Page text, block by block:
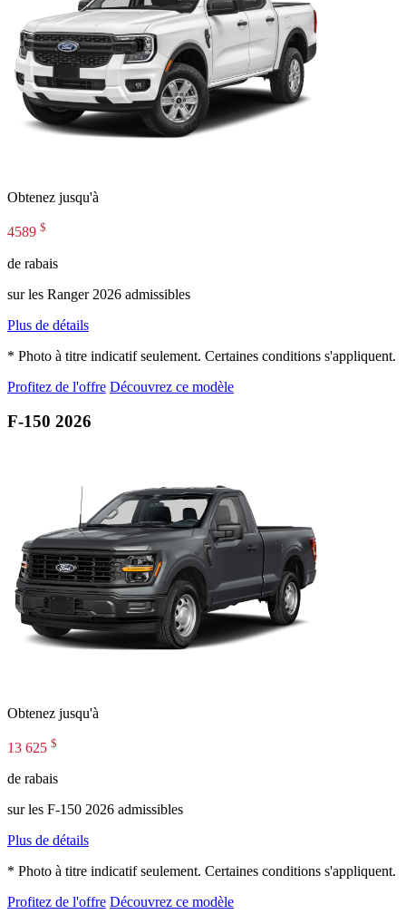
Obtenez jusqu'à
4589 $
de rabais
sur les Ranger 2026 admissibles
Plus de détails
* Photo à titre indicatif seulement. Certaines conditions s'appliquent.
Profitez de l'offre Découvrez ce modèle
F-150 2026
Obtenez jusqu'à
13 625 $
de rabais
sur les F-150 2026 admissibles
Plus de détails
* Photo à titre indicatif seulement. Certaines conditions s'appliquent.
Profitez de l'offre Découvrez ce modèle